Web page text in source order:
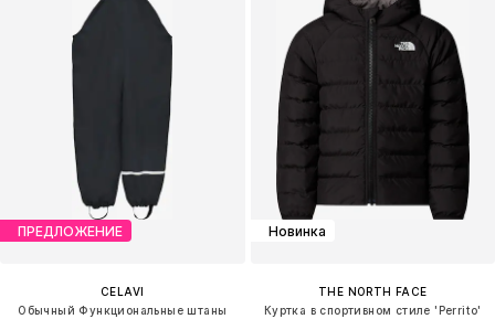
ПРЕДЛОЖЕНИЕ
CELAVI
Обычный Функциональные штаны
Новинка
THE NORTH FACE
Куртка в спортивном стиле 'Perrito'